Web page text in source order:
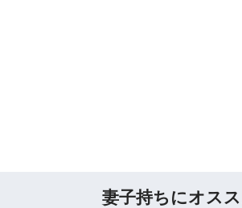
妻子持ちにオスス